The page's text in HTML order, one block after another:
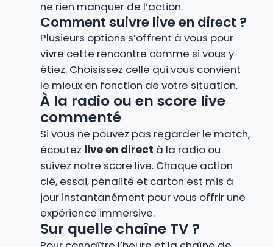
ne rien manquer de l’action.
Comment suivre live en direct ?
Plusieurs options s’offrent à vous pour
vivre cette rencontre comme si vous y
étiez. Choisissez celle qui vous convient
le mieux en fonction de votre situation.
À la radio ou en score live
commenté
Si vous ne pouvez pas regarder le match,
écoutez live en direct à la radio ou
suivez notre score live. Chaque action
clé, essai, pénalité et carton est mis à
jour instantanément pour vous offrir une
expérience immersive.
Sur quelle chaîne TV ?